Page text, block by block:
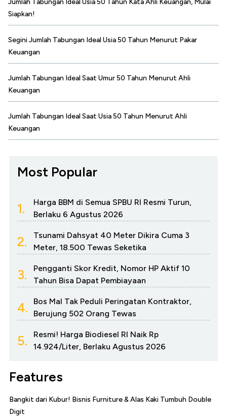
Jumlah Tabungan Ideal Usia 50 Tahun Kata Ahli Keuangan, Mulai
Siapkan!
Segini Jumlah Tabungan Ideal Usia 50 Tahun Menurut Pakar
Keuangan
Jumlah Tabungan Ideal Saat Umur 50 Tahun Menurut Ahli
Keuangan
Jumlah Tabungan Ideal Saat Usia 50 Tahun Menurut Ahli
Keuangan
Most Popular
1.
Harga BBM di Semua SPBU RI Resmi Turun,
Berlaku 6 Agustus 2026
2.
Tsunami Dahsyat 40 Meter Dikira Cuma 3
Meter, 18.500 Tewas Seketika
3.
Pengganti Skor Kredit, Nomor HP Aktif 10
Tahun Bisa Dapat Pembiayaan
4.
Bos Mal Tak Peduli Peringatan Kontraktor,
Berujung 502 Orang Tewas
5.
Resmi! Harga Biodiesel RI Naik Rp
14.924/Liter, Berlaku Agustus 2026
Features
Bangkit dari Kubur! Bisnis Furniture & Alas Kaki Tumbuh Double
Digit